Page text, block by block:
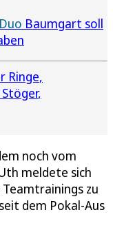
Baumgart soll
Ringe
noch vom
meldete sich
zu
dem Pokal-Aus